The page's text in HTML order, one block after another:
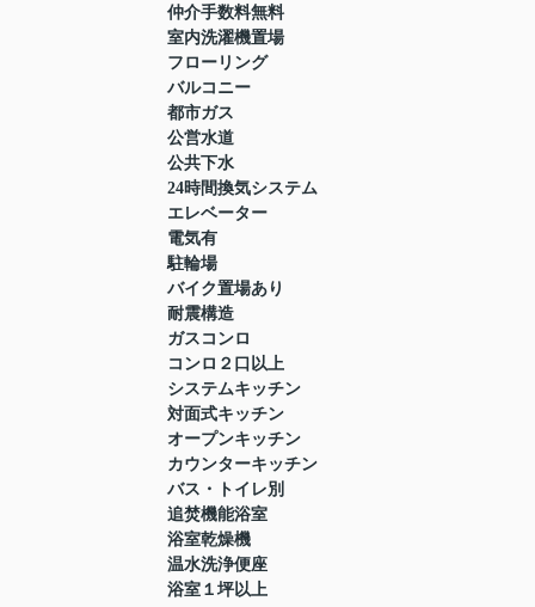
仲介手数料無料
室内洗濯機置場
フローリング
バルコニー
都市ガス
公営水道
公共下水
24時間換気システム
エレベーター
電気有
駐輪場
バイク置場あり
耐震構造
ガスコンロ
コンロ２口以上
システムキッチン
対面式キッチン
オープンキッチン
カウンターキッチン
バス・トイレ別
追焚機能浴室
浴室乾燥機
温水洗浄便座
浴室１坪以上